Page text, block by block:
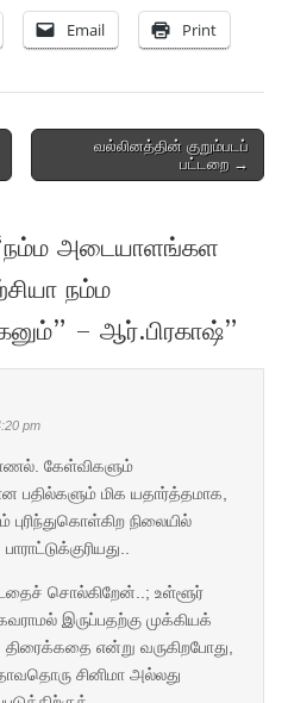
Email Print
வல்லினத்தின் குறும்படப்
பட்டறை →
அடையாளங்கள
நம்ம
– ஆர்.பிரகாஷ்”
pm
கேள்விகளும்
பதில்களும் மிக யதார்த்தமாக,
புரிந்துகொள்கிற நிலையில்
சொல்கிறேன்..; உள்ளூர்
இருப்பதற்கு முக்கியக்
திரைக்கதை என்று வருகிறபோது,
சினிமா அல்லது